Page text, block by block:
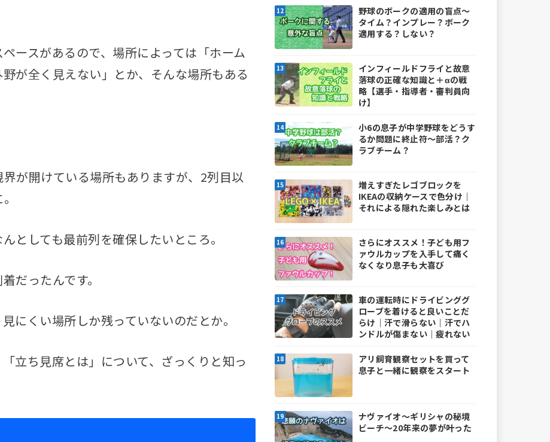
ースがあるので、場所によっては「ホーム
が全く見えない」とか、そんな場所もある
が開けている場所もありますが、2列目以
としても最前列を確保したいところ。
だったんです。
にくい場所しか残っていないのだとか。
立ち見席とは」について、ざっくりと知っ
野球のボークの適用の盲点～
タイム？インプレー？ボーク
適用する？しない？
インフィールドフライと故意
落球の正確な知識と＋αの戦
略【選手・指導者・審判員向
け】
小6の息子が中学野球をどうす
るか問題に終止符～部活？ク
ラブチーム？
増えすぎたレゴブロックを
IKEAの収納ケースで色分け｜
それによる隠れた楽しみとは
さらにオススメ！子ども用フ
ァウルカップを入手して痛く
なくなり息子も大喜び
車の運転時にドライビンググ
ローブを着けると良いことだ
らけ｜汗で滑らない｜汗でハ
ンドルが傷まない｜疲れない
アリ飼育観察セットを買って
息子と一緒に観察をスタート
ナヴァイオ～ギリシャの秘境
ビーチ～20年来の夢が叶った